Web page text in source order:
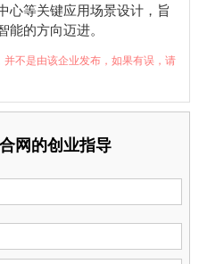
心等关键应用场景设计，旨
能的方向迈进。
不是由该企业发布，如果有误，请
网的创业指导